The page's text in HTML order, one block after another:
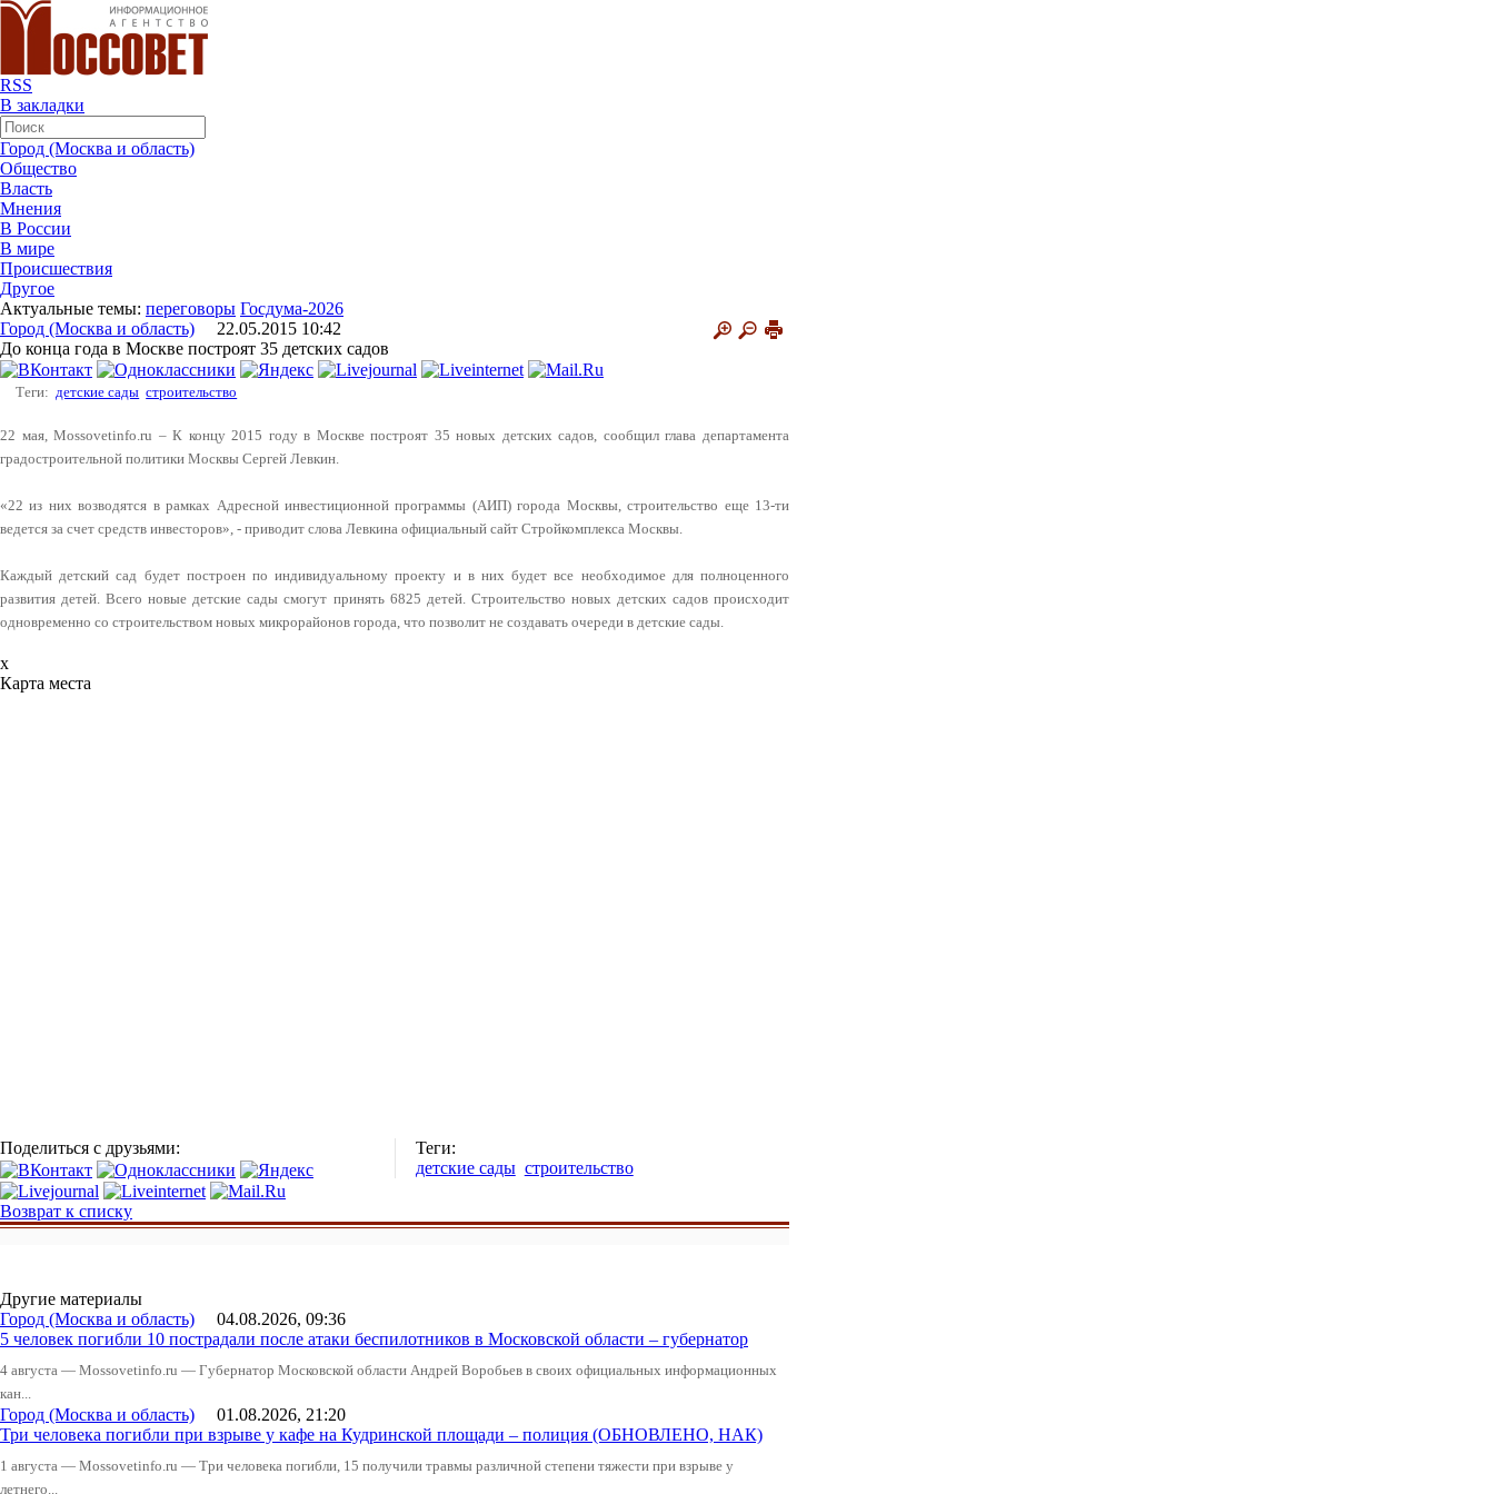
RSS
В закладки
Город (Москва и область)
Общество
Власть
Мнения
В России
В мире
Происшествия
Другое
Актуальные темы: переговоры Госдума-2026
Город (Москва и область) 22.05.2015 10:42
До конца года в Москве построят 35 детских садов
Теги: детские сады строительство
22 мая, Mossovetinfo.ru – К концу 2015 году в Москве построят 35 новых детских садов, сообщил глава департамента
градостроительной политики Москвы Сергей Левкин.
«22 из них возводятся в рамках Адресной инвестиционной программы (АИП) города Москвы, строительство еще 13-ти
ведется за счет средств инвесторов», - приводит слова Левкина официальный сайт Стройкомплекса Москвы.
Каждый детский сад будет построен по индивидуальному проекту и в них будет все необходимое для полноценного
развития детей. Всего новые детские сады смогут принять 6825 детей. Строительство новых детских садов происходит
одновременно со строительством новых микрорайонов города, что позволит не создавать очереди в детские сады.
x
Карта места
Поделиться с друзьями:
Теги:
детские сады строительство
Возврат к списку
Другие материалы
Город (Москва и область) 04.08.2026, 09:36
5 человек погибли 10 пострадали после атаки беспилотников в Московской области – губернатор
4 августа — Mossovetinfo.ru — Губернатор Московской области Андрей Воробьев в своих официальных информационных
кан...
Город (Москва и область) 01.08.2026, 21:20
Три человека погибли при взрыве у кафе на Кудринской площади – полиция (ОБНОВЛЕНО, НАК)
1 августа — Mossovetinfo.ru — Три человека погибли, 15 получили травмы различной степени тяжести при взрыве у
летнего...